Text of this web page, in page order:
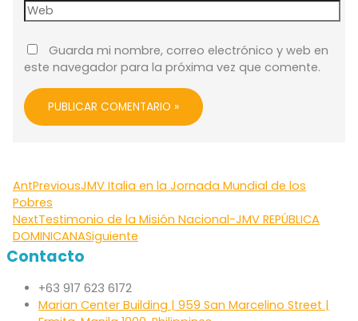
Guarda mi nombre, correo electrónico y web en
este navegador para la próxima vez que comente.
AntPreviousJMV Italia en la Jornada Mundial de los
Pobres
NextTestimonio de la Misión Nacional-JMV REPÚBLICA
DOMINICANASiguiente
Contacto
+63 917 623 6172
Marian Center Building | 959 San Marcelino Street |